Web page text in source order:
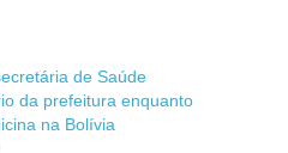
de Saúde
da prefeitura enquanto
na Bolívia